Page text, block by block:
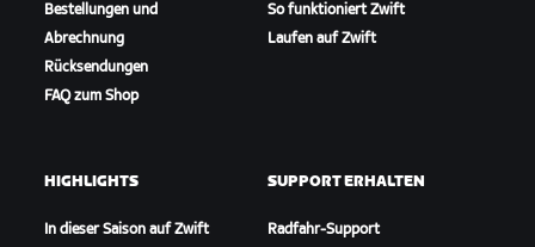
Bestellungen und
Abrechnung
Rücksendungen
FAQ zum Shop
So funktioniert Zwift
Laufen auf Zwift
HIGHLIGHTS
In dieser Saison auf Zwift
SUPPORT ERHALTEN
Radfahr-Support